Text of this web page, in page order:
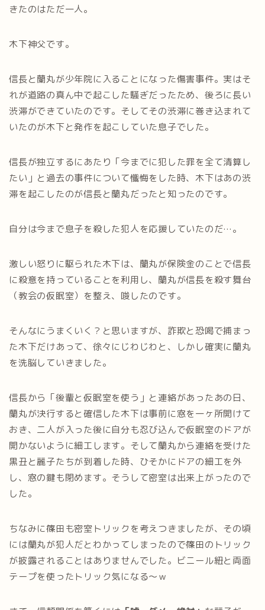
きたのはただ一人。
木下神父です。
信長と蘭丸が少年院に入ることになった傷害事件。実はそ
れが道路の真ん中で起こした騒ぎだったため、後ろに長い
渋滞ができていたのです。そしてその渋滞に巻き込まれて
いたのが木下と発作を起こしていた息子でした。
信長が独立するにあたり「今までに犯した罪を全て清算し
たい」と過去の事件について懺悔をした時、木下はあの渋
滞を起こしたのが信長と蘭丸だったと知ったのです。
自分は今まで息子を殺した犯人を応援していたのだ…。
激しい怒りに駆られた木下は、蘭丸が保険金のことで信長
に殺意を持っていることを利用し、蘭丸が信長を殺す舞台
（教会の仮眠室）を整え、唆したのです。
そんなにうまくいく？と思いますが、詐欺と恐喝で捕まっ
た木下だけあって、徐々にじわじわと、しかし確実に蘭丸
を洗脳していきました。
信長から「後輩と仮眠室を使う」と連絡があったあの日、
蘭丸が決行すると確信した木下は事前に窓を一ヶ所開けて
おき、二人が入った後に自分も忍び込んで仮眠室のドアが
開かないように細工します。そして蘭丸から連絡を受けた
黒丑と麗子たちが到着した時、ひそかにドアの細工を外
し、窓の鍵も閉めます。そうして密室は出来上がったので
した。
ちなみに篠田も密室トリックを考えつきましたが、その頃
には蘭丸が犯人だとわかってしまったので篠田のトリック
が披露されることはありませんでした。ビニール紐と両面
テープを使ったトリック気になる～ｗ